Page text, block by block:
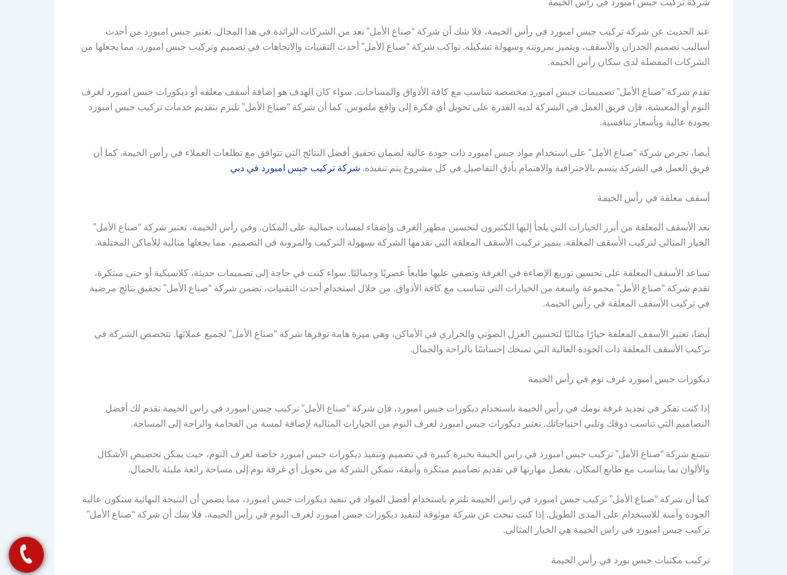
عند الحديث عن شركة تركيب جبس امبورد في رأس الخيمة، فلا شك أن شركة “صناع الأمل” تعد من الشركات الرائدة في هذا المجال. تعتبر جبس امبورد من أحدث
أساليب تصميم الجدران والأسقف، ويتميز بمرونته وسهولة تشكيله. تواكب شركة “صناع الأمل” أحدث التقنيات والاتجاهات في تصميم وتركيب جبس امبورد، مما يجعلها من
الشركات المفضلة لدى سكان رأس الخيمة.
تقدم شركة “صناع الأمل” تصميمات جبس امبورد مخصصة تتناسب مع كافة الأذواق والمساحات. سواء كان الهدف هو إضافة أسقف معلقه أو ديكورات جبس امبورد لغرف
النوم أو المعيشة، فإن فريق العمل في الشركة لديه القدرة على تحويل أي فكرة إلى واقع ملموس. كما أن شركة “صناع الأمل” تلتزم بتقديم خدمات تركيب جبس امبورد
بجودة عالية وبأسعار تنافسية.
أيضا، تحرص شركة “صناع الأمل” على استخدام مواد جبس امبورد ذات جودة عالية لضمان تحقيق أفضل النتائج التي تتوافق مع تطلعات العملاء في رأس الخيمة. كما أن
فريق العمل في الشركة يتسم بالاحترافية والاهتمام بأدق التفاصيل في كل مشروع يتم تنفيذه. شركة تركيب جبس امبورد في دبي
أسقف معلقة في رأس الخيمة
تعد الأسقف المعلقة من أبرز الخيارات التي يلجأ إليها الكثيرون لتحسين مظهر الغرف وإضفاء لمسات جمالية على المكان. وفي رأس الخيمة، تعتبر شركة “صناع الأمل”
الخيار المثالي لتركيب الأسقف المعلقة. يتميز تركيب الأسقف المعلقة التي تقدمها الشركة بسهولة التركيب والمرونة في التصميم، مما يجعلها مثالية للأماكن المختلفة.
تساعد الأسقف المعلقة على تحسين توزيع الإضاءة في الغرفة وتضفي عليها طابعاً عصريًا وجماليًا. سواء كنت في حاجة إلى تصميمات حديثة، كلاسيكية أو حتى مبتكرة،
تقدم شركة “صناع الأمل” مجموعة واسعة من الخيارات التي تتناسب مع كافة الأذواق. من خلال استخدام أحدث التقنيات، تضمن شركة “صناع الأمل” تحقيق نتائج مرضية
في تركيب الأسقف المعلقة في رأس الخيمة.
أيضا، تعتبر الأسقف المعلقة خيارًا مثاليًا لتحسين العزل الصوتي والحراري في الأماكن، وهي ميزة هامة توفرها شركة “صناع الأمل” لجميع عملائها. تتخصص الشركة في
تركيب الأسقف المعلقة ذات الجودة العالية التي تمنحك إحساسًا بالراحة والجمال.
ديكورات جبس امبورد غرف نوم في رأس الخيمة
إذا كنت تفكر في تجديد غرفة نومك في رأس الخيمة باستخدام ديكورات جبس امبورد، فإن شركة “صناع الأمل” تركيب جبس امبورد في راس الخيمة تقدم لك أفضل
التصاميم التي تناسب ذوقك وتلبي احتياجاتك. تعتبر ديكورات جبس امبورد لغرف النوم من الخيارات المثالية لإضافة لمسة من الفخامة والراحة إلى المساحة.
تتمتع شركة “صناع الأمل” تركيب جبس امبورد في راس الخيمة بخبرة كبيرة في تصميم وتنفيذ ديكورات جبس امبورد خاصة لغرف النوم، حيث يمكن تخصيص الأشكال
والألوان بما يتناسب مع طابع المكان. بفضل مهارتها في تقديم تصاميم مبتكرة وأنيقة، تتمكن الشركة من تحويل أي غرفة نوم إلى مساحة رائعة مليئة بالجمال.
كما أن شركة “صناع الأمل” تركيب جبس امبورد في راس الخيمة تلتزم باستخدام أفضل المواد في تنفيذ ديكورات جبس امبورد، مما يضمن أن النتيجة النهائية ستكون عالية
الجودة وآمنة للاستخدام على المدى الطويل. إذا كنت تبحث عن شركة موثوقة لتنفيذ ديكورات جبس امبورد لغرف النوم في رأس الخيمة، فلا شك أن شركة “صناع الأمل”
تركيب جبس امبورد في راس الخيمة هي الخيار المثالي.
تركيب مكتبات جبس بورد في رأس الخيمة